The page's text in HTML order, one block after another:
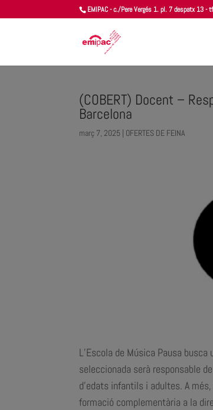
EMIPAC - c./Pere Vergés 1. pl. 7 despatx 13
(COBERT) Docent –
Barcelona
març 7, 2025 | OFERTES DE FEINA
L’Escola de Música Pausa busca
seleccionada serà responsable
d’edats infantils i adultes. A
formació complementària a la